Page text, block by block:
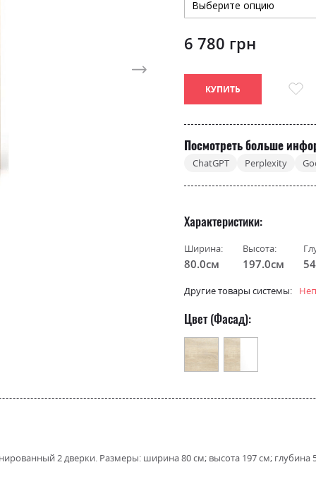
6 780 грн
КУПИТЬ
Посмотреть больше
ChatGPT Perplexity
Характеристики
Ширина:
80.0см
Высота:
197.0см
Другие товары системы:
Цвет (Фасад):
2 дверки. Размеры: ширина 80 см; высота 197 см; глубина